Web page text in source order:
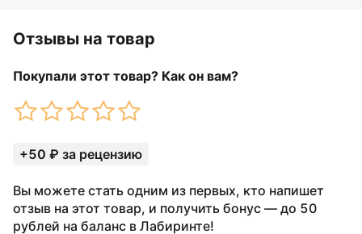
Отзывы на товар
Покупали этот товар? Как он вам?
+50 ₽ за рецензию
Вы можете стать одним из первых, кто напишет
отзыв на этот товар, и получить бонус — до 50
рублей на баланс в Лабиринте!